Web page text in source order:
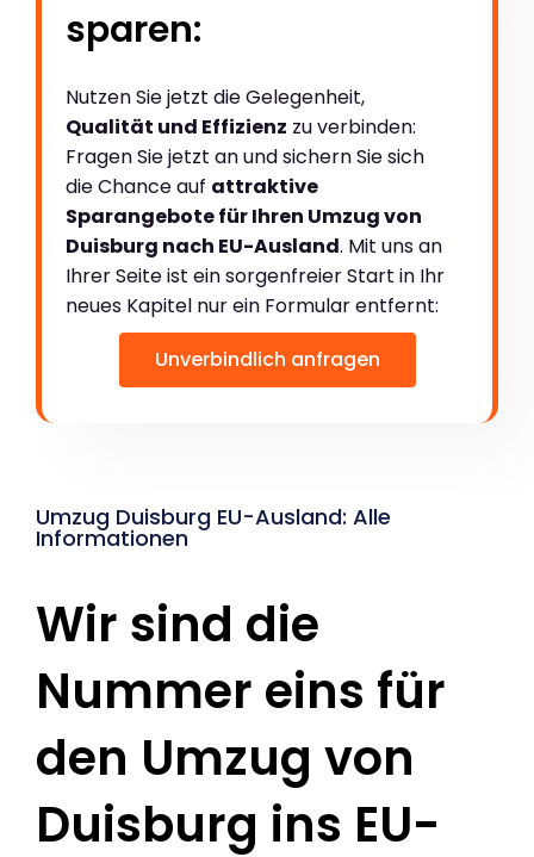
sparen:
Nutzen Sie jetzt die Gelegenheit,
Qualität und Effizienz zu verbinden:
Fragen Sie jetzt an und sichern Sie sich
die Chance auf attraktive
Sparangebote für Ihren Umzug von
Duisburg nach EU-Ausland. Mit uns an
Ihrer Seite ist ein sorgenfreier Start in Ihr
neues Kapitel nur ein Formular entfernt:
Unverbindlich anfragen
Umzug Duisburg EU-Ausland: Alle
Informationen
Wir sind die
Nummer eins für
den Umzug von
Duisburg ins EU-